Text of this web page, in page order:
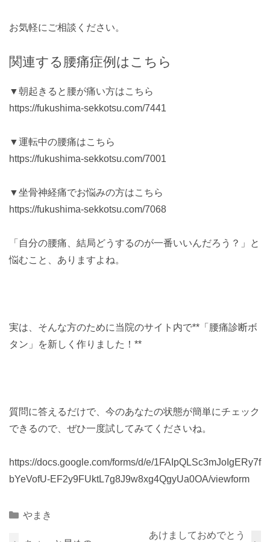
お気軽にご相談ください。
関連する腰痛症例はこちら
▼朝起きると腰が痛い方はこちら
https://fukushima-sekkotsu.com/7441
▼運転中の腰痛はこちら
https://fukushima-sekkotsu.com/7001
▼坐骨神経痛でお悩みの方はこちら
https://fukushima-sekkotsu.com/7068
「自分の腰痛、結局どうするのが一番いいんだろう？」と
悩むこと、ありますよね。
実は、そんな方のために当院のサイト内で**「腰痛診断ボ
タン」を新しく作りました！**
質問に答えるだけで、今のあなたの状態が簡単にチェック
できるので、ぜひ一度試してみてくださいね。
https://docs.google.com/forms/d/e/1FAIpQLSc3mJoIgERy7f
bYeVofU-EF2y9FUktL7g8J9w8xg4QgyUa0OA/viewform
Categories
やまき
あけましておめでとう